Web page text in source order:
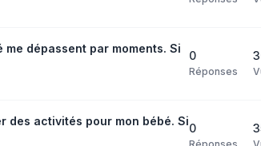
dépassent par moments. Si
0
Réponses
des activités pour mon bébé. Si
0